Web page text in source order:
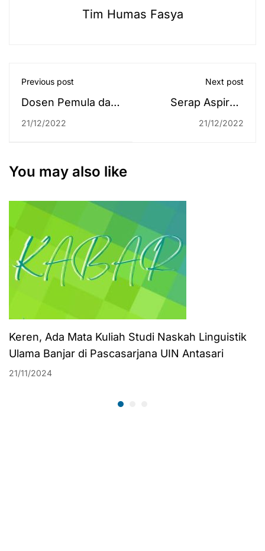
Tim Humas Fasya
Previous post
Dosen Pemula dari
Jawa Timur
Kompetensi
Antasari
21/12/2022
Next post
Serap Aspirasi
Mahasiswa,
21/12/2022
You may also like
Keren, Ada Mata Kuliah Studi Naskah Linguistik
Ulama Banjar di Pascasarjana UIN Antasari
21/11/2024